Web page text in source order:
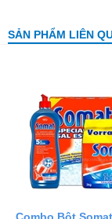
SẢN PHẨM LIÊN